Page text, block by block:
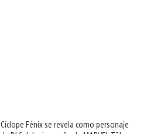
Cíclope Fénix se revela como personaje